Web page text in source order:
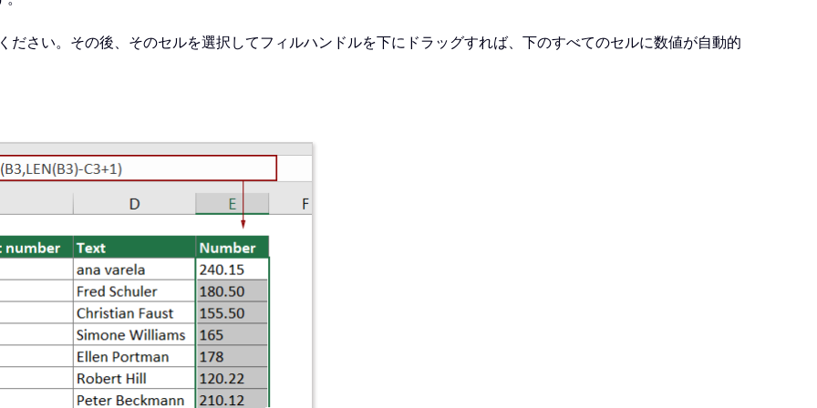
ださい。その後、そのセルを選択してフィルハンドルを下にドラッグすれば、下のすべてのセルに数値が自動的